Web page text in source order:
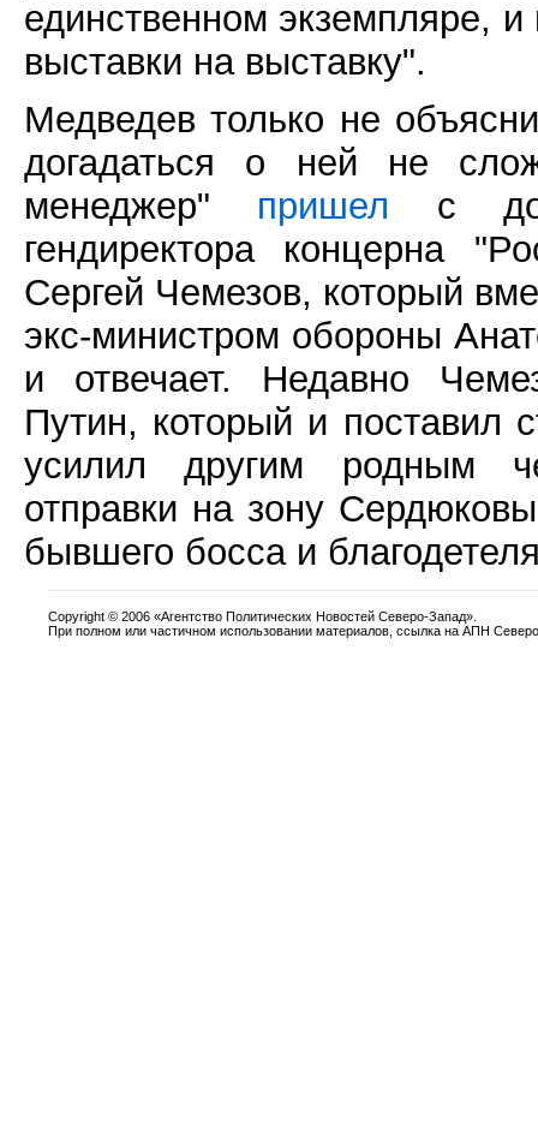
единственном экземпляре,
выставки на выставку".
Медведев только не
догадаться о ней не
менеджер" пришел с
гендиректора концерна
Сергей Чемезов, который
экс-министром обороны
и отвечает. Недавно
Путин, который и поставил
усилил другим родным
отправки на зону
бывшего босса и
Copyright © 2006 «Агентство Политических Новостей Северо-Запад».
При полном или частичном использовании материалов, ссылка на АПН